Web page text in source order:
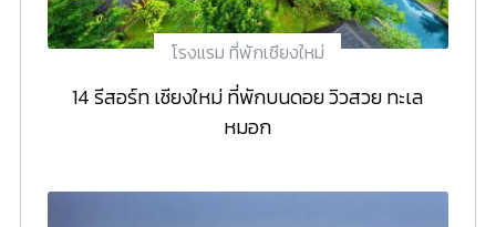
โรงแรม ที่พักเชียงใหม่
14 รีสอร์ท เชียงใหม่ ที่พักบนดอย วิวสวย ทะเล
หมอก